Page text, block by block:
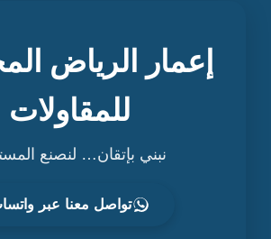
إعمار الرياض
للمقاولات
نبني بإتقان… لنصنع
تواصل معنا عبر